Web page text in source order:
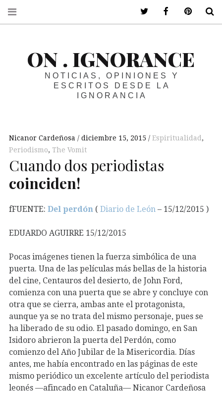
ON . IGNORANCE
NOTICIAS, OPINIONES Y
ESCRITOS DESDE LA
IGNORANCIA
Nicanor Cardeñosa diciembre 15, 2015 Espiritualidad,
Periodismo, The Vomit
Cuando dos periodistas
coinciden!
fFUENTE: Del perdón ( Diario de León – 15/12/2015 )
EDUARDO AGUIRRE 15/12/2015
Pocas imágenes tienen la fuerza simbólica de una
puerta. Una de las películas más bellas de la historia
del cine, Centauros del desierto, de John Ford,
comienza con una puerta que se abre y concluye con
otra que se cierra, ambas ante el protagonista,
aunque ya se no trata del mismo personaje, pues se
ha liberado de su odio. El pasado domingo, en San
Isidoro abrieron la puerta del Perdón, como
comienzo del Año Jubilar de la Misericordia. Días
antes, me había encontrado en las páginas de este
mismo periódico un excelente artículo del periodista
leonés —afincado en Cataluña— Nicanor Cardeñosa
ir a mi twitterir a mi facebook
ir a mi